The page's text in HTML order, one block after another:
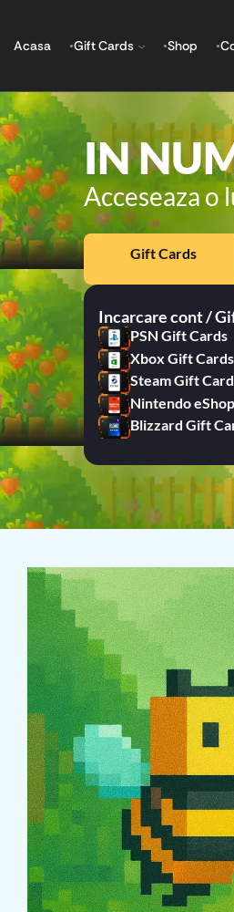
Acasa Gift Cards Shop
IN
Acceseaza o
Gift Cards
Incarcare cont /
PSN Gift Cards
Xbox Gift Cards
Steam Gift
Nintendo
Blizzard Gift